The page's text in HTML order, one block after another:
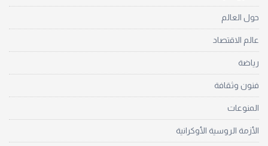
حول العالم
عالم الاقتصاد
رياضة
فنون وثقافة
المنوعات
الأزمة الروسية الأوكرانية